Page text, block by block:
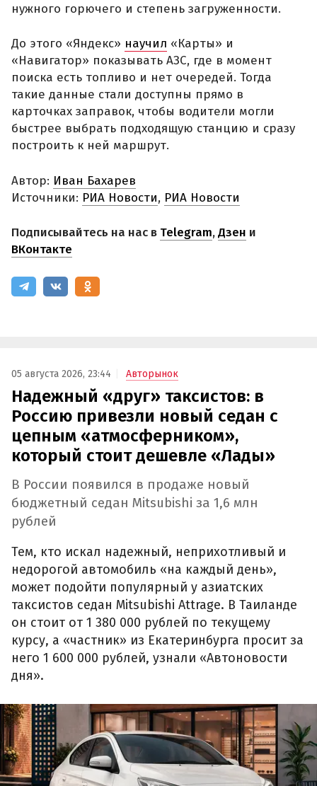
нужного горючего и степень загруженности.
До этого «Яндекс» научил «Карты» и
«Навигатор» показывать АЗС, где в момент
поиска есть топливо и нет очередей. Тогда
такие данные стали доступны прямо в
карточках заправок, чтобы водители могли
быстрее выбрать подходящую станцию и сразу
построить к ней маршрут.
Автор: Иван Бахарев
Источники: РИА Новости, РИА Новости
Подписывайтесь на нас в Telegram,Дзен и
ВКонтакте
05 августа 2026, 23:44 Авторынок
Надежный «друг» таксистов: в
Россию привезли новый седан с
цепным «атмосферником»,
который стоит дешевле «Лады»
В России появился в продаже новый
бюджетный седан Mitsubishi за 1,6 млн
рублей
Тем, кто искал надежный, неприхотливый и
недорогой автомобиль «на каждый день»,
может подойти популярный у азиатских
таксистов седан Mitsubishi Attrage. В Таиланде
он стоит от 1 380 000 рублей по текущему
курсу, а «частник» из Екатеринбурга просит за
него 1 600 000 рублей, узнали «Автоновости
дня».